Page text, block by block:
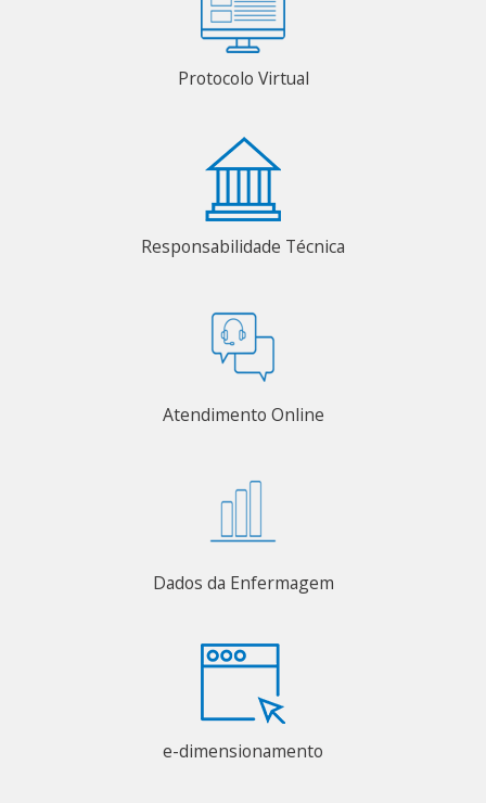
Protocolo Virtual
Responsabilidade Técnica
Atendimento Online
Dados da Enfermagem
e-dimensionamento